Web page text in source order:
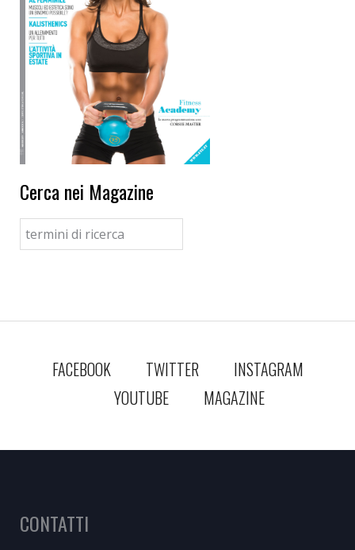
Cerca nei Magazine
FACEBOOK TWITTER
INSTAGRAM
YOUTUBE
MAGAZINE
CONTATTI